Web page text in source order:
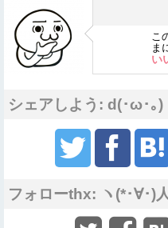
こ
ま
い
シェアしよう: d(･ω･｡)
フォローthx: ヽ(*･∀･)